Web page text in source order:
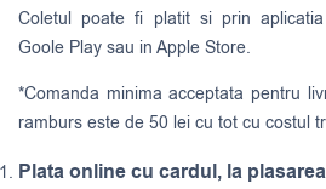
Coletul poate fi platit si prin
Goole Play sau in Apple Store.
*Comanda minima acceptata pentru
ramburs este de 50 lei cu tot cu costul
Plata online cu cardul, la